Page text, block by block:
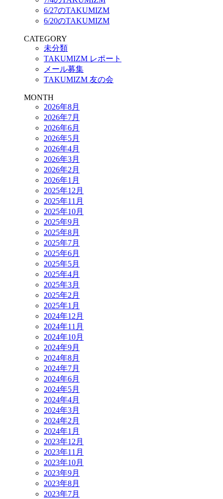
6/27のTAKUMIZM
6/20のTAKUMIZM
CATEGORY
未分類
TAKUMIZM レポート
メール募集
TAKUMIZM 友の会
MONTH
2026年8月
2026年7月
2026年6月
2026年5月
2026年4月
2026年3月
2026年2月
2026年1月
2025年12月
2025年11月
2025年10月
2025年9月
2025年8月
2025年7月
2025年6月
2025年5月
2025年4月
2025年3月
2025年2月
2025年1月
2024年12月
2024年11月
2024年10月
2024年9月
2024年8月
2024年7月
2024年6月
2024年5月
2024年4月
2024年3月
2024年2月
2024年1月
2023年12月
2023年11月
2023年10月
2023年9月
2023年8月
2023年7月